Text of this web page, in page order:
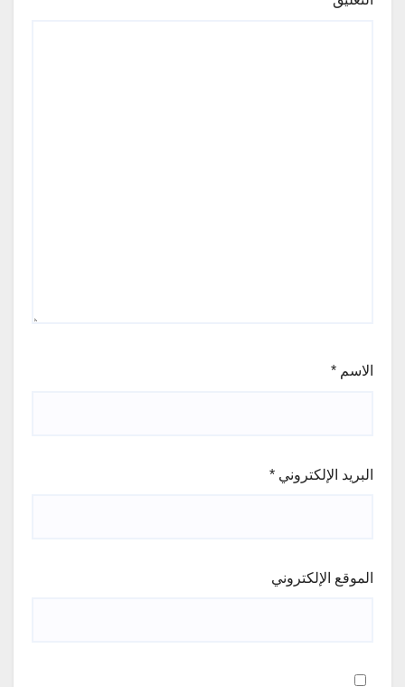
الاسم *
البريد الإلكتروني *
الموقع الإلكتروني